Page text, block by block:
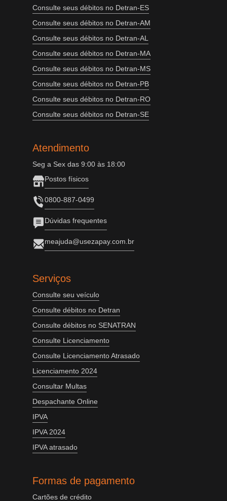
Consulte seus débitos no Detran-ES
Consulte seus débitos no Detran-AM
Consulte seus débitos no Detran-AL
Consulte seus débitos no Detran-MA
Consulte seus débitos no Detran-MS
Consulte seus débitos no Detran-PB
Consulte seus débitos no Detran-RO
Consulte seus débitos no Detran-SE
Atendimento
Seg a Sex das 9:00 às 18:00
Postos físicos
0800-887-0499
Dúvidas frequentes
meajuda@usezapay.com.br
Serviços
Consulte seu veículo
Consulte débitos no Detran
Consulte débitos no SENATRAN
Consulte Licenciamento
Consulte Licenciamento Atrasado
Licenciamento 2024
Consultar Multas
Despachante Online
IPVA
IPVA 2024
IPVA atrasado
Formas de pagamento
Cartões de crédito